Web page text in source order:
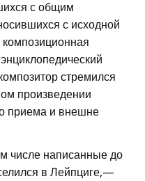
с общим
с исходной
стремился
произведении
приема и внешне
числе написанные до
в Лейпциге,—